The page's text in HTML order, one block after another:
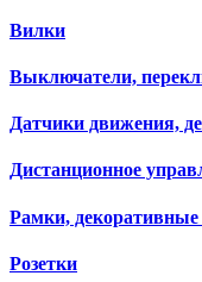
Вилки
Выключатели,
Датчики движения,
Дистанционное
Рамки,
Розетки